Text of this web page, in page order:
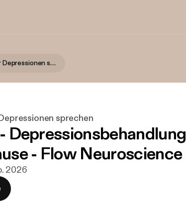
Lasst uns über Depressionen sprechen
sprechen
Depressionsbehandlung
- Flow Neuroscience
2026